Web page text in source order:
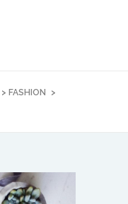
> FASHION
>